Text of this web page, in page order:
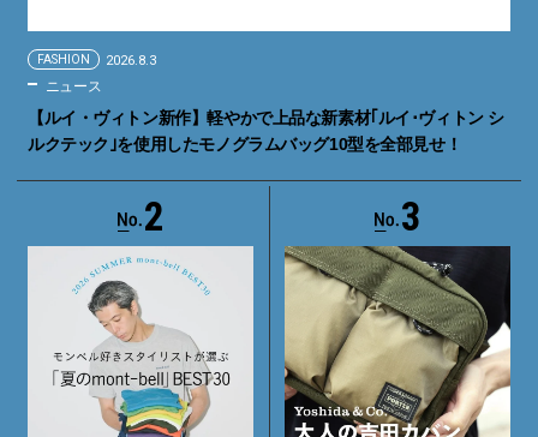
FASHION 2026.8.3
ニュース
【ルイ・ヴィトン新作】軽やかで上品な新素材｢ルイ･ヴィトン シ
ルクテック｣を使用したモノグラムバッグ10型を全部見せ！
2 3